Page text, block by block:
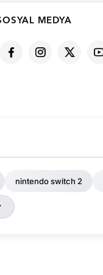
MEDYA
nintendo switch 2